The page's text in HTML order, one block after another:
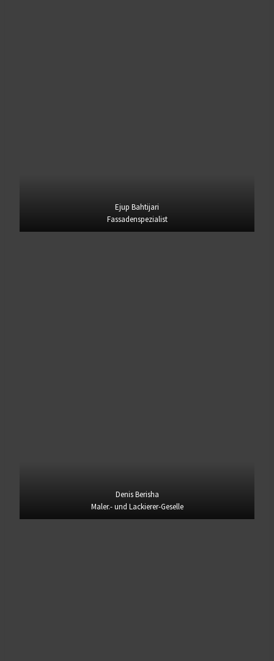
Ejup Bahtijari
Fassadenspezialist
Denis Berisha
Maler.- und Lackierer-Geselle